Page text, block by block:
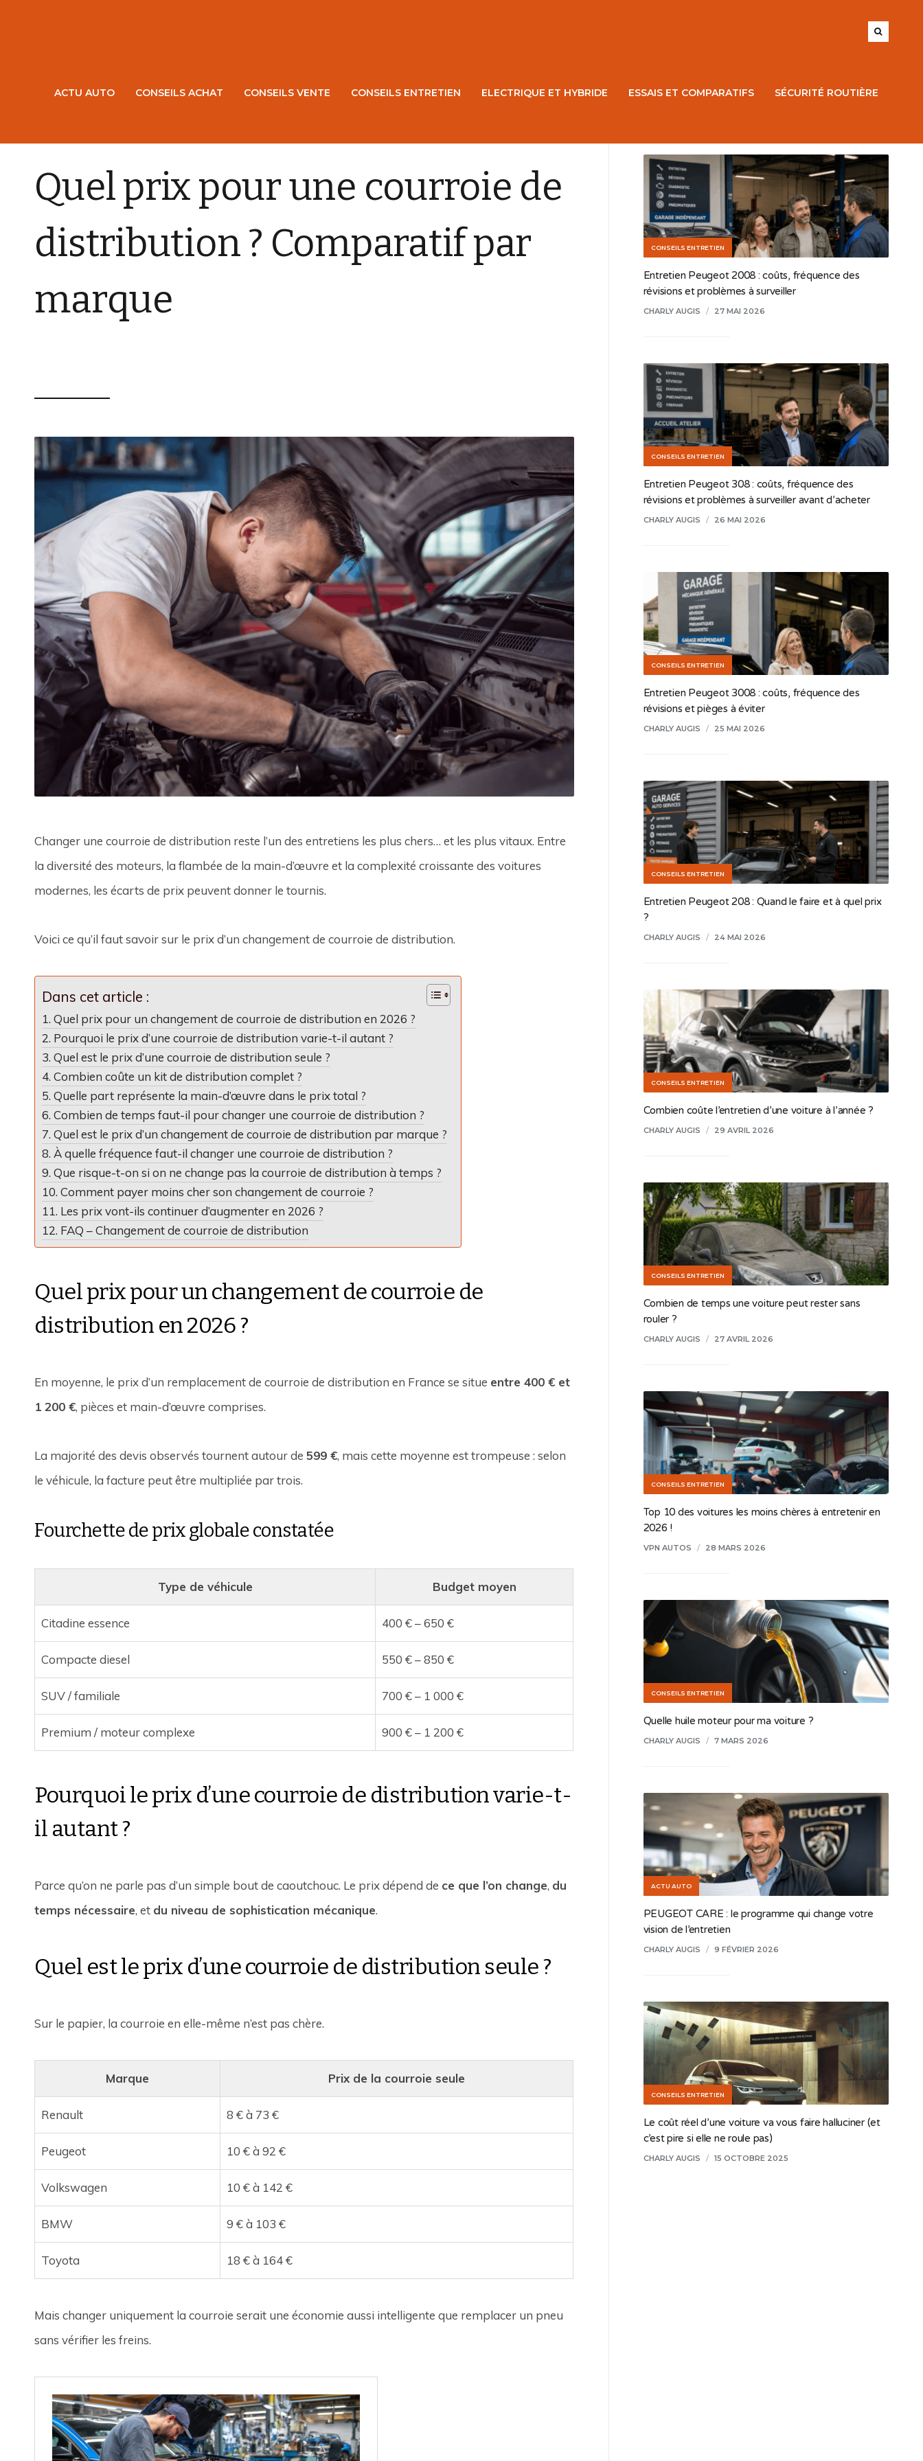
ACTU AUTO CONSEILS ACHAT CONSEILS VENTE CONSEILS ENTRETIEN ELECTRIQUE ET HYBRIDE ESSAIS ET COMPARATIFS SÉCURITÉ ROUTIÈRE
Quel prix pour une courroie de
distribution ? Comparatif par
marque
Changer une courroie de distribution reste l’un des entretiens les plus chers… et les plus vitaux. Entre
la diversité des moteurs, la flambée de la main-d’œuvre et la complexité croissante des voitures
modernes, les écarts de prix peuvent donner le tournis.
Voici ce qu’il faut savoir sur le prix d’un changement de courroie de distribution.
Dans cet article :
Quel prix pour un changement de courroie de distribution en 2026 ?
Pourquoi le prix d’une courroie de distribution varie-t-il autant ?
Quel est le prix d’une courroie de distribution seule ?
Combien coûte un kit de distribution complet ?
Quelle part représente la main-d’œuvre dans le prix total ?
Combien de temps faut-il pour changer une courroie de distribution ?
Quel est le prix d’un changement de courroie de distribution par marque ?
À quelle fréquence faut-il changer une courroie de distribution ?
Que risque-t-on si on ne change pas la courroie de distribution à temps ?
Comment payer moins cher son changement de courroie ?
Les prix vont-ils continuer d’augmenter en 2026 ?
FAQ – Changement de courroie de distribution
Quel prix pour un changement de courroie de
distribution en 2026 ?
En moyenne, le prix d’un remplacement de courroie de distribution en France se situe entre 400 € et
1 200 €, pièces et main-d’œuvre comprises.
La majorité des devis observés tournent autour de599 €, mais cette moyenne est trompeuse : selon
le véhicule, la facture peut être multipliée par trois.
Fourchette de prix globale constatée
Type de véhicule Budget moyen
Citadine essence 400 € – 650 €
Compacte diesel 550 € – 850 €
SUV / familiale 700 € – 1 000 €
Premium / moteur complexe 900 € – 1 200 €
Pourquoi le prix d’une courroie de distribution varie-t-
il autant ?
Parce qu’on ne parle pas d’un simple bout de caoutchouc. Le prix dépend de ce que l’on change, du
temps nécessaire, et du niveau de sophistication mécanique.
Quel est le prix d’une courroie de distribution seule ?
Sur le papier, la courroie en elle-même n’est pas chère.
Marque Prix de la courroie seule
Renault 8 € à 73 €
Peugeot 10 € à 92 €
Volkswagen 10 € à 142 €
BMW 9 € à 103 €
Toyota 18 € à 164 €
Mais changer uniquement la courroie serait une économie aussi intelligente que remplacer un pneu
sans vérifier les freins.
CONSEILS ENTRETIEN
Entretien Peugeot 2008 : coûts, fréquence des
révisions et problèmes à surveiller
CHARLY AUGIS / 27 MAI 2026
CONSEILS ENTRETIEN
Entretien Peugeot 308 : coûts, fréquence des
révisions et problèmes à surveiller avant d’acheter
CHARLY AUGIS / 26 MAI 2026
CONSEILS ENTRETIEN
Entretien Peugeot 3008 : coûts, fréquence des
révisions et pièges à éviter
CHARLY AUGIS / 25 MAI 2026
CONSEILS ENTRETIEN
Entretien Peugeot 208 : Quand le faire et à quel prix
?
CHARLY AUGIS / 24 MAI 2026
CONSEILS ENTRETIEN
Combien coûte l’entretien d’une voiture à l’année ?
CHARLY AUGIS / 29 AVRIL 2026
CONSEILS ENTRETIEN
Combien de temps une voiture peut rester sans
rouler ?
CHARLY AUGIS / 27 AVRIL 2026
CONSEILS ENTRETIEN
Top 10 des voitures les moins chères à entretenir en
2026 !
VPN AUTOS / 28 MARS 2026
CONSEILS ENTRETIEN
Quelle huile moteur pour ma voiture ?
CHARLY AUGIS / 7 MARS 2026
ACTU AUTO
PEUGEOT CARE : le programme qui change votre
vision de l’entretien
CHARLY AUGIS / 9 FÉVRIER 2026
CONSEILS ENTRETIEN
Le coût réel d’une voiture va vous faire halluciner (et
c’est pire si elle ne roule pas)
CHARLY AUGIS / 15 OCTOBRE 2025